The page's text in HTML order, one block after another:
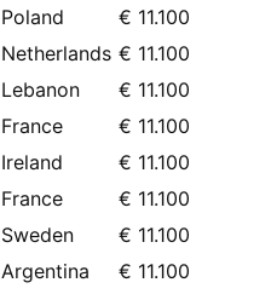
Poland
€ 11.100
Netherlands € 11.100
Lebanon
€ 11.100
France
€ 11.100
Ireland
€ 11.100
France
€ 11.100
Sweden
€ 11.100
Argentina
€ 11.100